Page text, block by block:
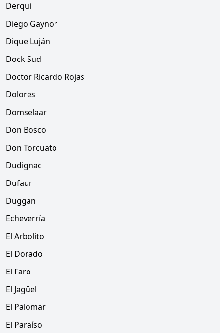
Derqui
Diego Gaynor
Dique Luján
Dock Sud
Doctor Ricardo Rojas
Dolores
Domselaar
Don Bosco
Don Torcuato
Dudignac
Dufaur
Duggan
Echeverría
El Arbolito
El Dorado
El Faro
El Jagüel
El Palomar
El Paraíso